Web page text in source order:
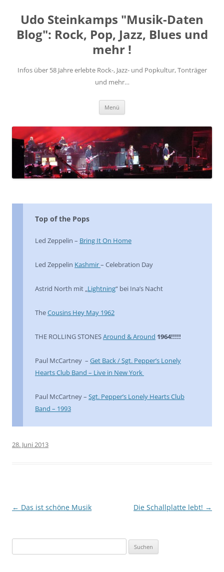
springen
Udo Steinkamps "Musik-Daten
Blog": Rock, Pop, Jazz, Blues und
mehr !
Infos über 58 Jahre erlebte Rock-, Jazz- und Popkultur, Tonträger
und mehr…
Menü
Top of the Pops
Led Zeppelin – Bring It On Home
Led Zeppelin Kashmir– Celebration Day
Astrid North mit „Lightning“ bei Ina’s Nacht
TheCousins Hey May 1962
THE ROLLING STONESAround & Around 1964!!!!!
Paul McCartney – Get Back / Sgt. Pepper’s Lonely
Hearts Club Band – Live in New York
Paul McCartney – Sgt. Pepper’s Lonely Hearts Club
Band – 1993
28. Juni 2013
Beitragsnavigation
← Das ist schöne Musik Die Schallplatte lebt! →
nach: